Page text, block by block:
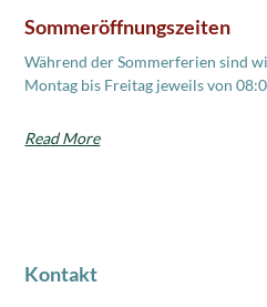
Sommeröffnungszeiten
Während der Sommerferien sind
Montag bis Freitag jeweils von
Read More
Kontakt